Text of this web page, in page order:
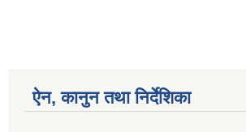
ऐन, कानुन तथा निर्देशिका